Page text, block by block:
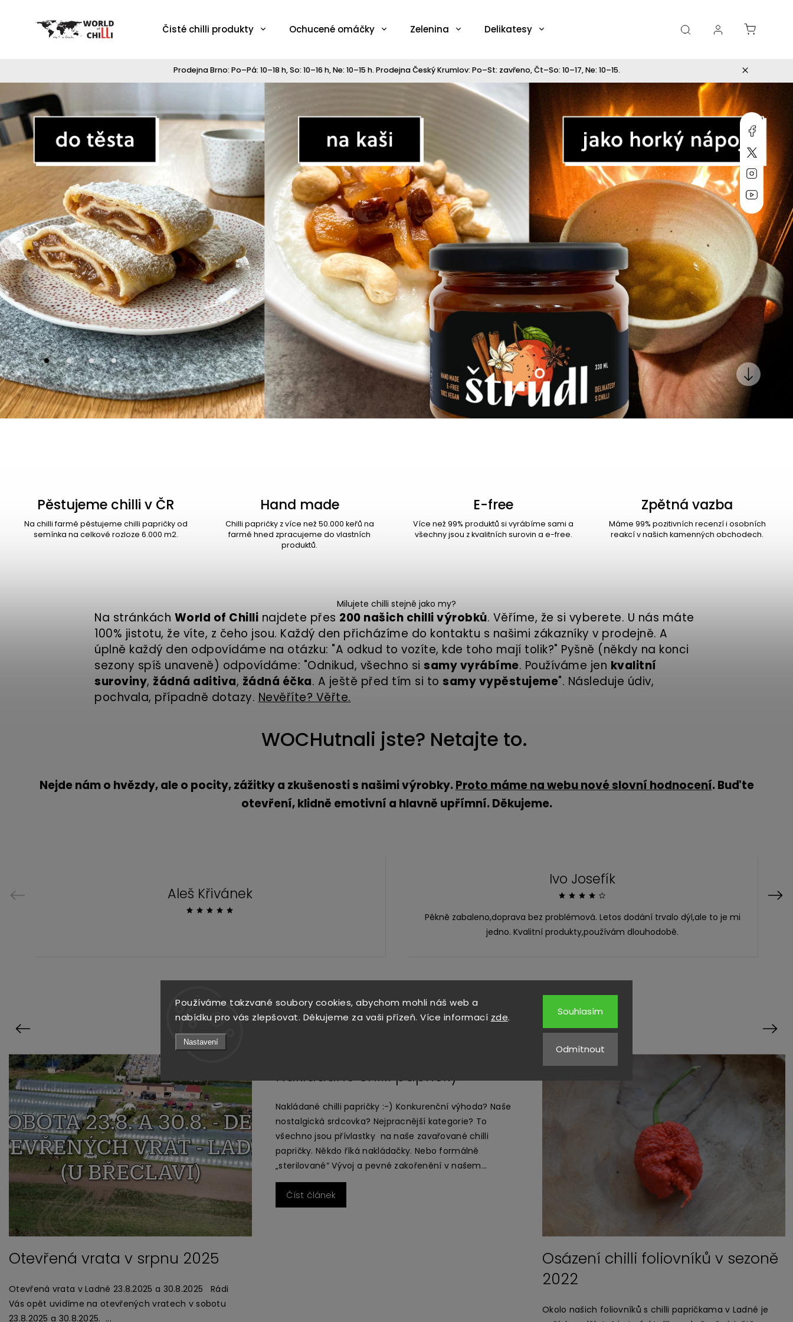
Používáme takzvané soubory cookies, abychom mohli náš web a
nabídku pro vás zlepšovat. Děkujeme za vaši přízeň. Více informací zde.
Nastavení
Odmítnout
Souhlasím
Čisté chilli produkty Ochucené omáčky Zelenina Delikatesy
Prodejna Brno: Po–Pá: 10–18 h, So: 10–16 h, Ne: 10–15 h. Prodejna Český Krumlov: Po–St: zavřeno, Čt–So: 10–17, Ne: 10–15.
Miluju, chilli jsem...
Pěstujeme chilli v ČR
Na chilli farmě pěstujeme chilli papričky od
semínka na celkové rozloze 6.000 m2.
Hand made
Chilli papričky z více než 50.000 keřů na
farmě hned zpracujeme do vlastních
produktů.
E-free
Více než 99% produktů si vyrábíme sami a
všechny jsou z kvalitních surovin a e-free.
Zpětná vazba
Máme 99% pozitivních recenzí i osobních
reakcí v našich kamenných obchodech.
Milujete chilli stejně jako my?
Na stránkách World of Chilli najdete přes 200 našich chilli výrobků. Věříme, že si vyberete. U nás máte
100% jistotu, že víte, z čeho jsou. Každý den přicházíme do kontaktu s našimi zákazníky v prodejně. A
úplně každý den odpovídáme na otázku: "A odkud to vozíte, kde toho mají tolik?" Pyšně (někdy na konci
sezony spíš unaveně) odpovídáme: "Odnikud, všechno si samy vyrábíme. Používáme jen kvalitní
suroviny, žádná aditiva, žádná éčka. A ještě před tím si to samy vypěstujeme". Následuje údiv,
pochvala, případně dotazy. Nevěříte? Věřte.
WOCHutnali jste? Netajte to.
Nejde nám o hvězdy, ale o pocity, zážitky a zkušenosti s našimi výrobky. Proto máme na webu nové slovní hodnocení. Buďte
otevření, klidně emotivní a hlavně upřímní. Děkujeme.
Previous Aleš Křivánek
Ivo Josefík
Pěkně zabaleno,doprava bez problémová. Letos dodání trvalo dýl,ale to je mi
jedno. Kvalitní produkty,používám dlouhodobě.
Next
Blog o chilli
Previous
Nakládané chilli papričky
Nakládané chilli papričky :-) Konkurenční výhoda? Naše
nostalgická srdcovka? Nejpracnější kategorie? To
všechno jsou přívlastky na naše zavařované chilli
papričky. Někdo říká nakládačky. Nebo formálně
„sterilované“ Vývoj a pevné zakořenění v našem
portfoliu výrobků byl jasný hned od vzniku World of
Chilli. Tehdy jsme si říkaly, že je to taková čistá a navíc
ryze ženská verze zpracování. A tak to vnímáme
dodnes. S tím rozdílem, že první rok jsme nakládaly
pouze jednu jedinou od...
Číst článek
Posílání sazenic chilli papriček
dopravcem eshopu
DOBRÝ DEN, POSÍLÁTE SAZENIČKY CHILLI PAPRIČEK
Next